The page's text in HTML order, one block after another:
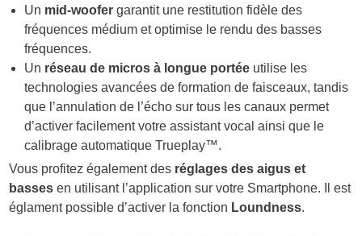
Un mid-woofer garantit une restitution fidèle des
fréquences médium et optimise le rendu des basses
fréquences.
Un réseau de micros à longue portée utilise les
technologies avancées de formation de faisceaux, tandis
que l’annulation de l’écho sur tous les canaux permet
d’activer facilement votre assistant vocal ainsi que le
calibrage automatique Trueplay™.
Vous profitez également des réglages des aigus et
basses en utilisant l’application sur votre Smartphone. Il est
églament possible d’activer la fonction Loundness.